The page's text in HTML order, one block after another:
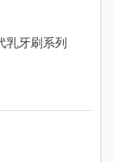
乳牙刷系列